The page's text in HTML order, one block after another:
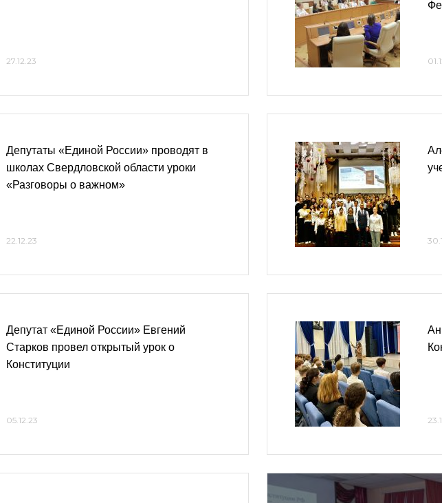
27.12.23
Депутаты «Единой России» проводят в
школах Свердловской области уроки
«Разговоры о важном»
22.12.23
Депутат «Единой России» Евгений
Старков провел открытый урок о
Конституции
05.12.23